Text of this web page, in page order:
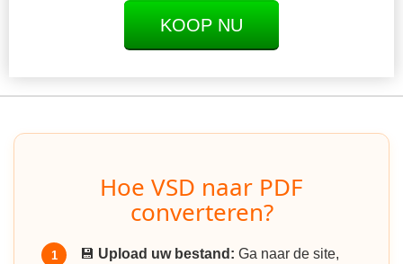
KOOP NU
Hoe VSD naar PDF
converteren?
1 💾 Upload uw bestand: Ga naar de site,